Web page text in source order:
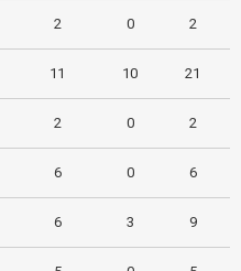
2 0 2
11 10 21
2 0 2
6 0 6
6 3 9